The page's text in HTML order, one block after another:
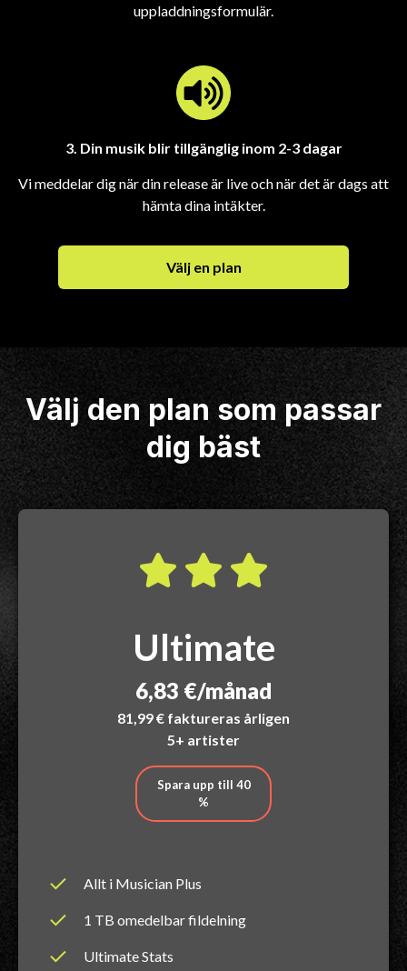
uppladdningsformulär.
3. Din musik blir tillgänglig inom 2-3 dagar
Vi meddelar dig när din release är live och när det är dags att
hämta dina intäkter.
Välj en plan
Välj den plan som passar
dig bäst
Ultimate
6,83 €/månad
81,99 € faktureras årligen
5+ artister
Spara upp till 40
%
Allt i Musician Plus
1 TB omedelbar fildelning
Ultimate Stats